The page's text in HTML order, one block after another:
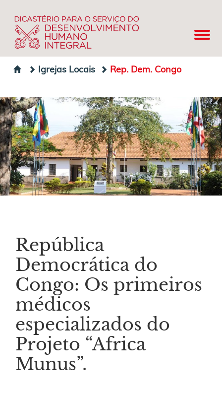
Igrejas Locais Rep. Dem. Congo
República
Democrática do
Congo: Os primeiros
médicos
especializados do
Projeto “Africa
Munus”.